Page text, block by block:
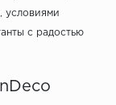
условиями
с радостью